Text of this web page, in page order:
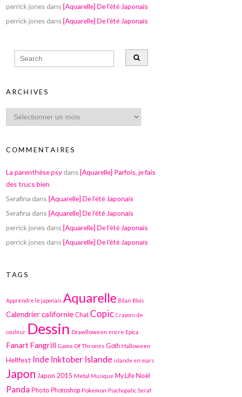
perrick jones dans [Aquarelle] De l’été Japonais
perrick jones dans [Aquarelle] De l’été Japonais
ARCHIVES
COMMENTAIRES
La parenthèse psy dans [Aquarelle] Parfois, je fais
des trucs bien
Serafina dans [Aquarelle] De l’été Japonais
Serafina dans [Aquarelle] De l’été Japonais
perrick jones dans [Aquarelle] De l’été Japonais
perrick jones dans [Aquarelle] De l’été Japonais
TAGS
Apprendre le japonais Aquarelle Bilan Blois
Calendriercalifornie Chat Copic Crayons de
couleur Dessin Drawlloween encre Epica
Fanart Fangrill Game Of Thrones Goth Halloween
Hellfest Inde Inktober Islande islande en mars
Japon Japon 2015 Metal Musique My Life Noël
Panda Photo Photoshop Pokemon Psychopatic Seraf